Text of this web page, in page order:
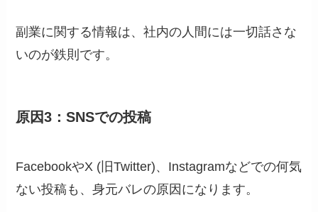
副業に関する情報は、社内の人間には一切話さな
いのが鉄則です。
原因3：SNSでの投稿
FacebookやX (旧Twitter)、Instagramなどでの何気
ない投稿も、身元バレの原因になります。